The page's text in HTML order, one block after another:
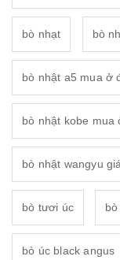
bò nhạt bò
bò nhật a5 mua ở
bò nhật kobe mua
bò nhật wangyu
bò tươi úc
bò úc black angus